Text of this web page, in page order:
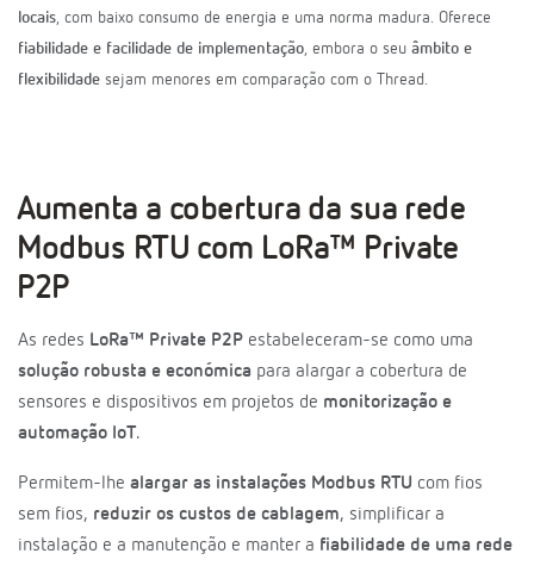
locais, com baixo consumo de energia e uma norma madura. Oferece
fiabilidade e facilidade de implementação, embora o seu âmbito e
flexibilidade sejam menores em comparação com o Thread.
Aumenta a cobertura da sua rede
Modbus RTU com LoRa™ Private
P2P
As redes LoRa™ Private P2P estabeleceram-se como uma
solução robusta e económica para alargar a cobertura de
sensores e dispositivos em projetos de monitorização e
automação IoT.
Permitem-lhe alargar as instalações Modbus RTU com fios
sem fios, reduzir os custos de cablagem, simplificar a
instalação e a manutenção e manter a fiabilidade de uma rede